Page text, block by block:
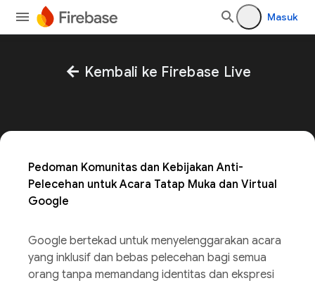
Masuk
arrow_back Kembali ke Firebase Live
Pedoman Komunitas dan Kebijakan Anti-
Pelecehan untuk Acara Tatap Muka dan Virtual
Google
Google bertekad untuk menyelenggarakan acara
yang inklusif dan bebas pelecehan bagi semua
orang tanpa memandang identitas dan ekspresi